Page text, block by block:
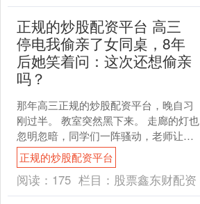
正规的炒股配资平台 高三
停电我偷亲了女同桌，8年
后她笑着问：这次还想偷亲
吗？
那年高三正规的炒股配资平台，晚自习
刚过半。 教室突然黑下来。 走廊的灯也
忽明忽暗，同学们一阵骚动，老师让大
家安静，别慌。 我却在慌。 不是因为停
电。是因为她。 ....
正规的炒股配资平台
阅读： 175 栏目： 股票鑫东财配资